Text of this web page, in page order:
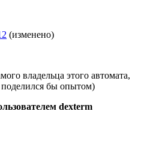
(изменено)
владельца этого автомата,
бы опытом)
dexterm